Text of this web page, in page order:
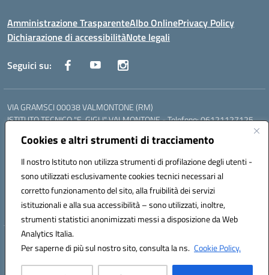
Cookies e altri strumenti di tracciamento
Il nostro Istituto non utilizza strumenti di profilazione degli utenti -
sono utilizzati esclusivamente cookies tecnici necessari al
corretto funzionamento del sito, alla fruibilità dei servizi
istituzionali e alla sua accessibilità – sono utilizzati, inoltre,
strumenti statistici anonimizzati messi a disposizione da Web
Analytics Italia.
Per saperne di più sul nostro sito, consulta la ns. Cookie Policy.
Amministrazione TrasparenteAlbo OnlinePrivacy Policy
Dichiarazione di accessibilitàNote legali
Seguici su:
VIA GRAMSCI 00038 VALMONTONE (RM)
ISTITUTO TECNICO "E. GIGLI" VALMONTONE - Telefono: 06121127125
06121126825
LICEO DELLE SCIENZE UMANE "P.L. NERVI" SEGNI - Telefono:
Mail: RMIS099002@istruzione.it - PEC: RMIS099002@pec.istruzione.it
Codice meccanografico: RMIS099002
Codice fiscale: 95036960581
Hosting & Powered by 3D Solution S.r.l.
Concept & Design by Designers Italia